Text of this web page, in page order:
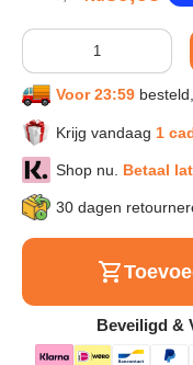
Huishouden &
Keuken &
Verlichting &
Alle Producten
Alle collecties
Aantal
Voor 23:59
Krijg vandaag 1
Shop nu. Betaal
30 dagen
Beveiligd &